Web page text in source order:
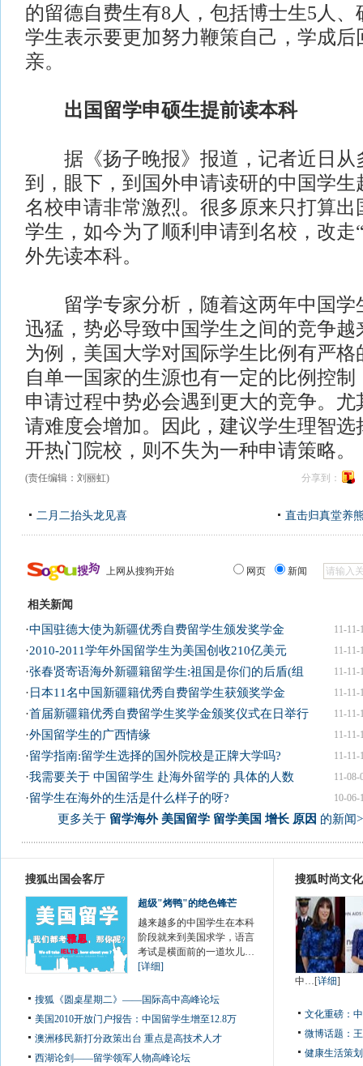
的留德自费生有8人，包括博士生5人
学生表示要更加努力鞭策自己，学成后
亲。
出国留学申硕生提前读本科
据《扬子晚报》报道，记者近日从
到，眼下，到国外申请读研的中国学生
名校申请非常激烈。很多原来只打算出
学生，如今为了顺利申请到名校，改走
外先读本科。
留学专家分析，随着这两年中国学
迅猛，势必导致中国学生之间的竞争越
为例，美国大学对国际学生比例有严
自单一国家的生源也有一定的比例控
申请过程中势必会遇到更大的竞争。尤
请难度会增加。因此，建议学生理智选
开热门院校，则不失为一种申请策略。
(责任编辑：刘丽虹) 分享到：
二月二抬头龙见喜 直击归真堂养
上网从搜狗开始 网页 新闻
相关新闻
11-11-
·中国驻德大使为新疆优秀自费留学生颁发奖学金
11-11-
·2010-2011学年外国留学生为美国创收210亿美元
11-11-
·张春贤寄语海外新疆籍留学生:祖国是你们的后盾(组
11-11-
· 日本11名中国新疆籍优秀自费留学生获颁奖学金
11-11-
·首届新疆籍优秀自费留学生奖学金颁奖仪式在日举行
11-11-
·外国留学生的广西情缘
11-11-
·留学指南:留学生选择的国外院校是正牌大学吗?
11-08-
·我需要关于 中国留学生 赴海外留学的 具体的人数
10-06-
·留学生在海外的生活是什么样子的呀?
更多关于 留学海外 美国留学 留学美国 增长 原因 的新闻
搜狐出国会客厅
超级"烤鸭"的绝色锋芒
越来越多的中国学生在本科
阶段就来到美国求学，语言
考试是横面前的一道坎儿…
[详细]
搜狐《圆桌星期二》——国际高中高峰论坛
美国2010开放门户报告：中国留学生增至12.8万
澳洲移民新打分政策出台 重点是高技术人才
西湖论剑——留学领军人物高峰论坛
搜狐时尚文
中…[详细]
文化重磅：
微博话题：
健康生活策